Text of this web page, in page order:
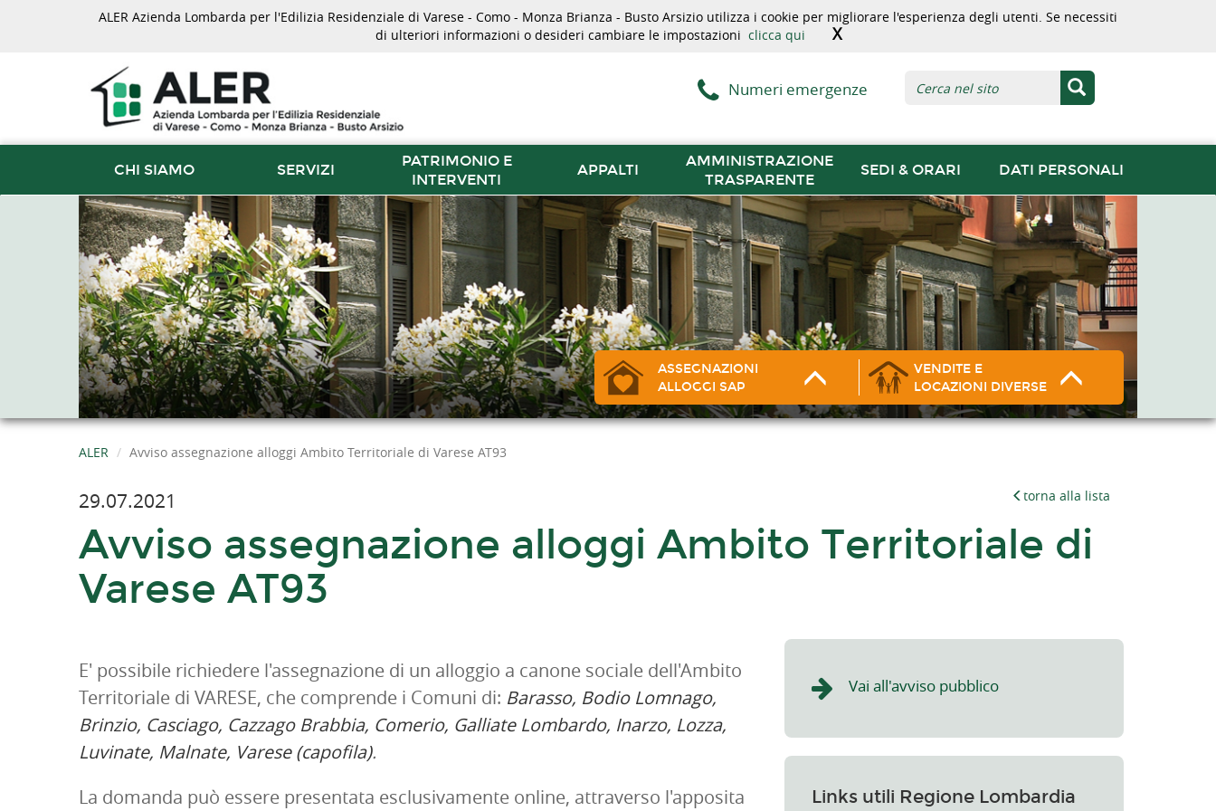
ALER Azienda Lombarda per l'Edilizia Residenziale di Varese - Como - Monza Brianza - Busto Arsizio utilizza i cookie per migliorare l'esperienza degli utenti. Se necessiti
di ulteriori informazioni o desideri cambiare le impostazioni clicca qui X
Numeri emergenze
CHI SIAMO SERVIZI
PATRIMONIO E
INTERVENTI
APPALTI
AMMINISTRAZIONE
TRASPARENTE
SEDI & ORARI DATI PERSONALI
ASSEGNAZIONI
ALLOGGI SAP
VENDITE E
LOCAZIONI DIVERSE
ALER Avviso assegnazione alloggi Ambito Territoriale di Varese AT93
29.07.2021 torna alla lista
Avviso assegnazione alloggi Ambito Territoriale di
Varese AT93
E' possibile richiedere l'assegnazione di un alloggio a canone sociale dell'Ambito
Territoriale di VARESE, che comprende i Comuni di: Barasso, Bodio Lomnago,
Brinzio, Casciago, Cazzago Brabbia, Comerio, Galliate Lombardo, Inarzo, Lozza,
Luvinate, Malnate, Varese (capofila).
La domanda può essere presentata esclusivamente online, attraverso l'apposita
Vai all'avviso pubblico
Links utili Regione Lombardia